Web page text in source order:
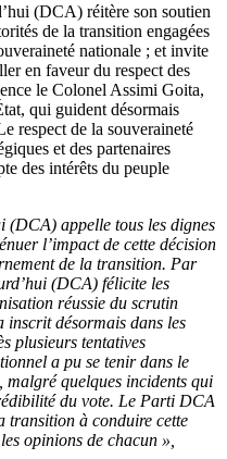
(DCA) réitère son soutien
de la transition engagées
nationale ; et invite
en faveur du respect des
le Colonel Assimi Goita,
qui guident désormais
respect de la souveraineté
et des partenaires
des intérêts du peuple
(DCA) appelle tous les dignes
l’impact de cette décision
de la transition. Par
(DCA) félicite les
réussie du scrutin
inscrit désormais dans les
plusieurs tentatives
a pu se tenir dans le
malgré quelques incidents qui
du vote. Le Parti DCA
transition à conduire cette
opinions de chacun »,